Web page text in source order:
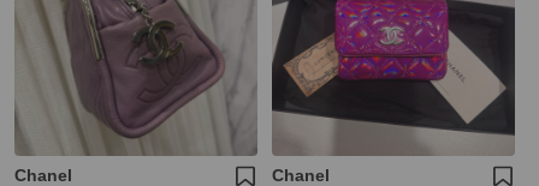
Chanel Chanel